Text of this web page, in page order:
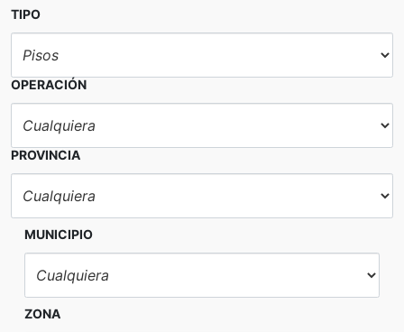
TIPO
OPERACIÓN
PROVINCIA
MUNICIPIO
ZONA